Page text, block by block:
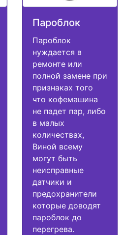
Пароблок
Пароблок
нуждается в
ремонте или
полной замене при
признаках того
что кофемашина
не падет пар, либо
в малых
количествах,
Виной всему
могут быть
неисправные
датчики и
предохранители
которые доводят
пароблок до
перегрева.